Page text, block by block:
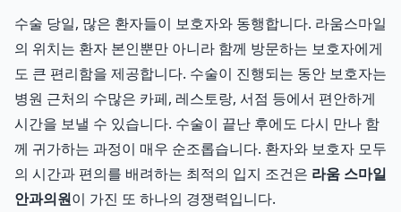
수술 당일, 많은 환자들이 보호자와 동행합니다. 라움스마일
의 위치는 환자 본인뿐만 아니라 함께 방문하는 보호자에게
도 큰 편리함을 제공합니다. 수술이 진행되는 동안 보호자는
병원 근처의 수많은 카페, 레스토랑, 서점 등에서 편안하게
시간을 보낼 수 있습니다. 수술이 끝난 후에도 다시 만나 함
께 귀가하는 과정이 매우 순조롭습니다. 환자와 보호자 모두
의 시간과 편의를 배려하는 최적의 입지 조건은 라움 스마일
안과의원이 가진 또 하나의 경쟁력입니다.